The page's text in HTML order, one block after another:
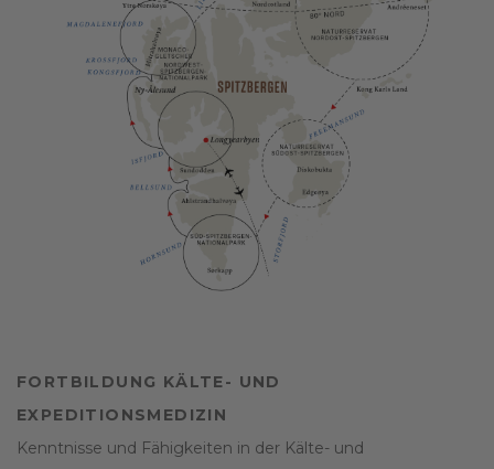
FORTBILDUNG KÄLTE- UND
EXPEDITIONSMEDIZIN
Kenntnisse und Fähigkeiten in der Kälte- und